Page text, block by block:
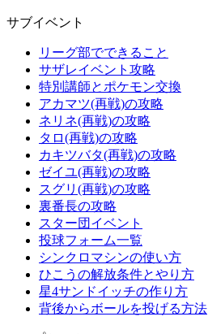
サブイベント
リーグ部でできること
サザレイベント攻略
特別講師とポケモン交換
アカマツ(再戦)の攻略
ネリネ(再戦)の攻略
タロ(再戦)の攻略
カキツバタ(再戦)の攻略
ゼイユ(再戦)の攻略
スグリ(再戦)の攻略
裏番長の攻略
スター団イベント
投球フォーム一覧
シンクロマシンの使い方
ひこうの解放条件とやり方
星4サンドイッチの作り方
背後からボールを投げる方法